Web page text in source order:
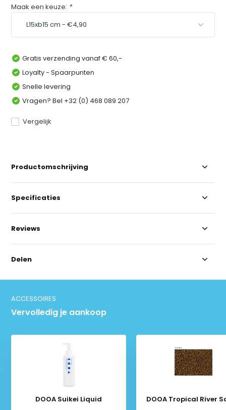
Maak een keuze: *
Gratis verzending vanaf € 60,-
Loyalty - Spaarpunten
Snelle levering
Vragen? Bel +32 (0) 468 089 207
Vergelijk
Productomschrijving
Specificaties
Reviews
Delen
ACCESSOIRES
Vervolledig je aankoop
DOOA Suikei Liquid DOOA Tropical River